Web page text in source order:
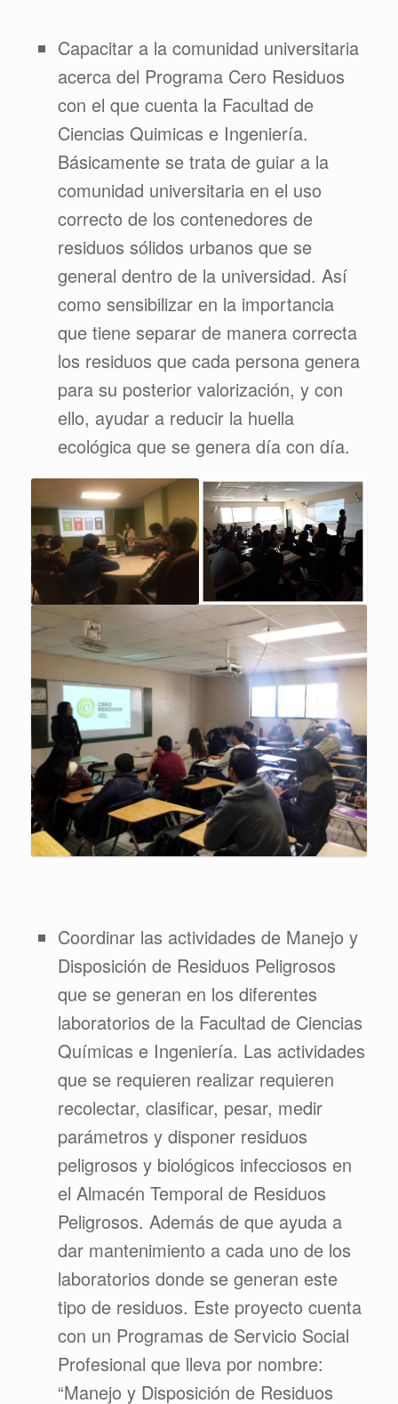
Capacitar a la comunidad universitaria
acerca del Programa Cero Residuos
con el que cuenta la Facultad de
Ciencias Quimicas e Ingeniería.
Básicamente se trata de guiar a la
comunidad universitaria en el uso
correcto de los contenedores de
residuos sólidos urbanos que se
general dentro de la universidad. Así
como sensibilizar en la importancia
que tiene separar de manera correcta
los residuos que cada persona genera
para su posterior valorización, y con
ello, ayudar a reducir la huella
ecológica que se genera día con día.
Coordinar las actividades de Manejo y
Disposición de Residuos Peligrosos
que se generan en los diferentes
laboratorios de la Facultad de Ciencias
Químicas e Ingeniería. Las actividades
que se requieren realizar requieren
recolectar, clasificar, pesar, medir
parámetros y disponer residuos
peligrosos y biológicos infecciosos en
el Almacén Temporal de Residuos
Peligrosos. Además de que ayuda a
dar mantenimiento a cada uno de los
laboratorios donde se generan este
tipo de residuos. Este proyecto cuenta
con un Programas de Servicio Social
Profesional que lleva por nombre:
“Manejo y Disposición de Residuos